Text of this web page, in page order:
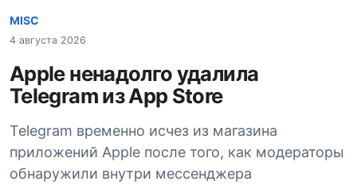
MISC
4 августа 2026
Apple ненадолго удалила
Telegram из App Store
Telegram временно исчез из магазина
приложений Apple после того, как модераторы
обнаружили внутри мессенджера